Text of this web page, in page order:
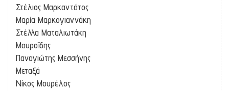
Στέλιος Μαρκαντάτος
Μαρία Μαρκογιαννάκη
Στέλλα Ματαλιωτάκη
Μαυροϊδης
Παναγιώτης Μεσσήνης
Μεταξά
Νίκος Μουρέλος